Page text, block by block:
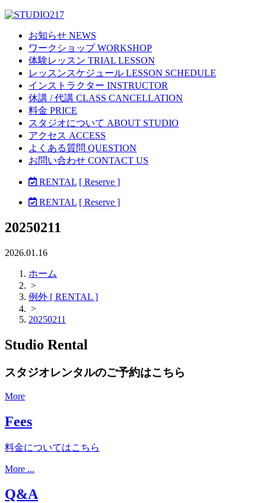
お知らせ NEWS
ワークショップ WORKSHOP
体験レッスン TRIAL LESSON
レッスンスケジュール LESSON SCHEDULE
インストラクター INSTRUCTOR
休講 / 代講 CLASS CANCELLATION
料金 PRICE
スタジオについて ABOUT STUDIO
アクセス ACCESS
よくある質問 QUESTION
お問い合わせ CONTACT US
RENTAL [ Reserve ]
RENTAL [ Reserve ]
20250211
2026.01.16
ホーム
>
例外 [ RENTAL ]
>
20250211
Studio Rental
スタジオレンタルのご予約はこちら
More
Fees
料金についてはこちら
More ...
Q&A